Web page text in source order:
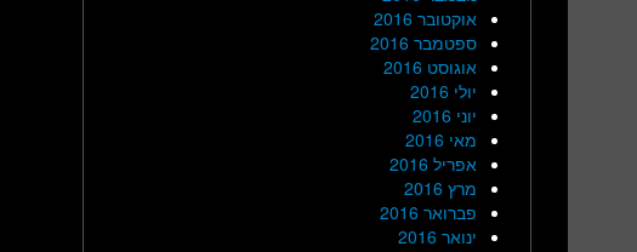
אוקטובר 2016
ספטמבר 2016
אוגוסט 2016
יולי 2016
יוני 2016
מאי 2016
אפריל 2016
מרץ 2016
פברואר 2016
ינואר 2016